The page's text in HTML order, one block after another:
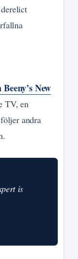
New
TV, en
andra
is